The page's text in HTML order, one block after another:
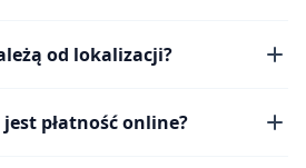
od lokalizacji?
płatność online?